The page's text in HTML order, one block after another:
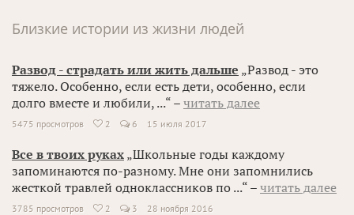
Близкие истории из жизни людей
Развод - страдать или жить дальше „Развод - это
тяжело. Особенно, если есть дети, особенно, если
долго вместе и любили, ...“ – читать далее
5475 просмотров  2 6 15 июля 2017
Все в твоих руках „Школьные годы каждому
запоминаются по-разному. Мне они запомнились
жесткой травлей одноклассников по ...“ – читать далее
3785 просмотров  2 3 28 ноября 2016